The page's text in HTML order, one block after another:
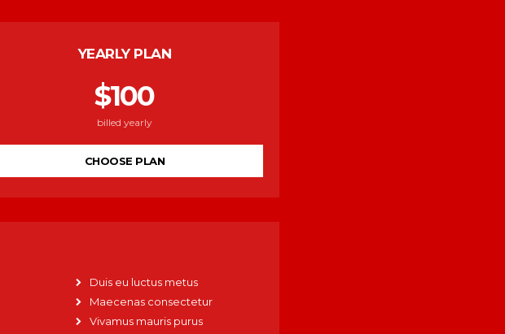
YEARLY PLAN
$100
billed yearly
CHOOSE PLAN
Duis eu luctus metus
Maecenas consectetur
Vivamus mauris purus